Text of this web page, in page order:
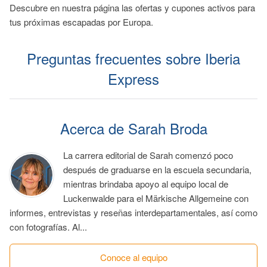
Descubre en nuestra página las ofertas y cupones activos para
tus próximas escapadas por Europa.
Preguntas frecuentes sobre Iberia
Express
Acerca de Sarah Broda
La carrera editorial de Sarah comenzó poco
después de graduarse en la escuela secundaria,
mientras brindaba apoyo al equipo local de
Luckenwalde para el Märkische Allgemeine con
informes, entrevistas y reseñas interdepartamentales, así como
con fotografías. Al...
Conoce al equipo